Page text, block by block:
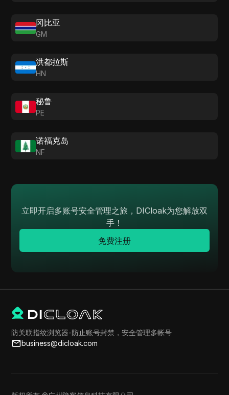
冈比亚
GM
洪都拉斯
HN
秘鲁
PE
诺福克岛
NF
立即开启多账号安全管理之旅，DICloak为您解放双
手！
免费注册
防关联指纹浏览器-防止账号封禁，安全管理多帐号
business@dicloak.com